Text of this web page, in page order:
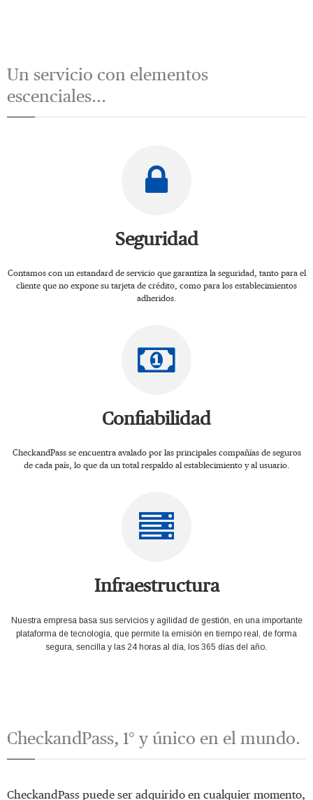
Un servicio con elementos
escenciales...
Seguridad
Contamos con un estandard de servicio que garantiza la seguridad, tanto para el
cliente que no expone su tarjeta de crédito, como para los establecimientos
adheridos.
Confiabilidad
CheckandPass se encuentra avalado por las principales compañías de seguros
de cada país, lo que da un total respaldo al establecimiento y al usuario.
Infraestructura
Nuestra empresa basa sus servicios y agilidad de gestión, en una importante
plataforma de tecnología, que permite la emisión en tiempo real, de forma
segura, sencilla y las 24 horas al día, los 365 días del año.
CheckandPass, 1° y único en el mundo.
CheckandPass puede ser adquirido en cualquier momento,